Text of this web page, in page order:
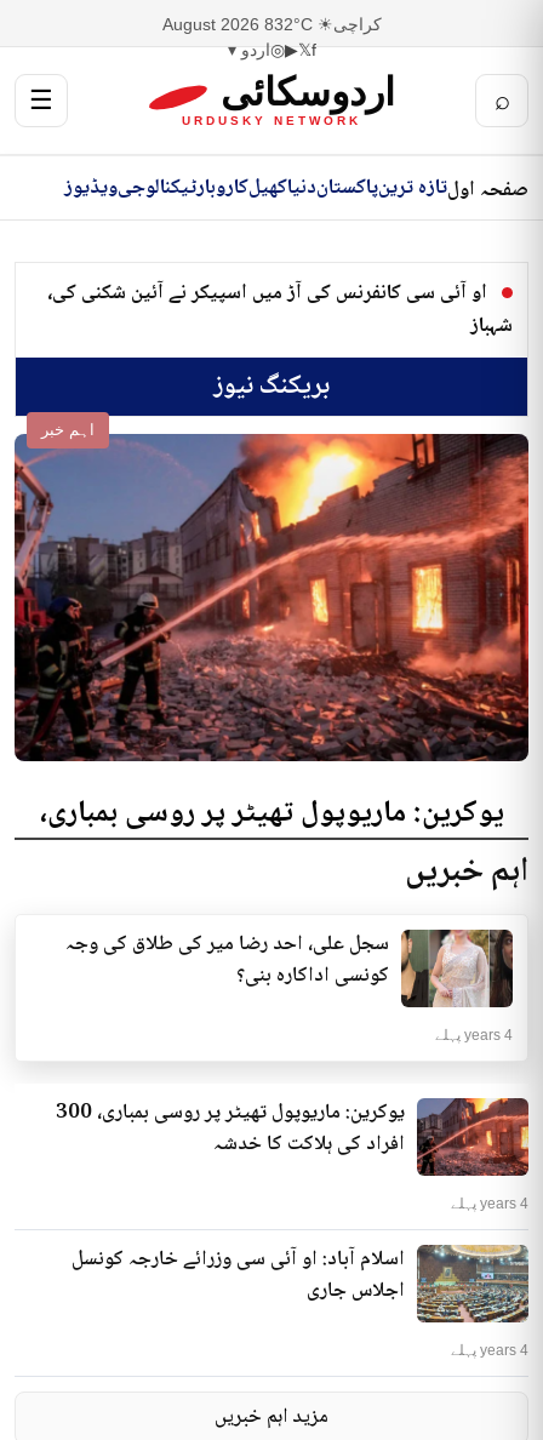
کراچی☀ 32°C
8 August 2026
f
𝕏
▶
◎اردو ▾
⌕ اردوسکائی
URDUSKY NETWORK
☰
صفحہ اولتازہ ترینپاکستاندنیاکھیلکاروبارٹیکنالوجیویڈیوز
او آئی سی کانفرنس کی آڑ میں اسپیکر نے آئین شکنی کی،
شہباز
بریکنگ نیوز
اہم خبر
یوکرین: ماریوپول تھیٹر پر روسی بمباری،
300 افراد کی ہلاکت کا خدشہ
کا خدشہ ظاہر کیا اور کہا کہ کم...
انٹرنیشنل | 4 years پہلے
اہم خبریں
سجل علی، احد رضا میر کی طلاق کی وجہ
کونسی اداکارہ بنی؟
4 years پہلے
یوکرین: ماریوپول تھیٹر پر روسی بمباری، 300
افراد کی ہلاکت کا خدشہ
4 years پہلے
اسلام آباد: او آئی سی وزرائے خارجہ کونسل
اجلاس جاری
4 years پہلے
مزید اہم خبریں